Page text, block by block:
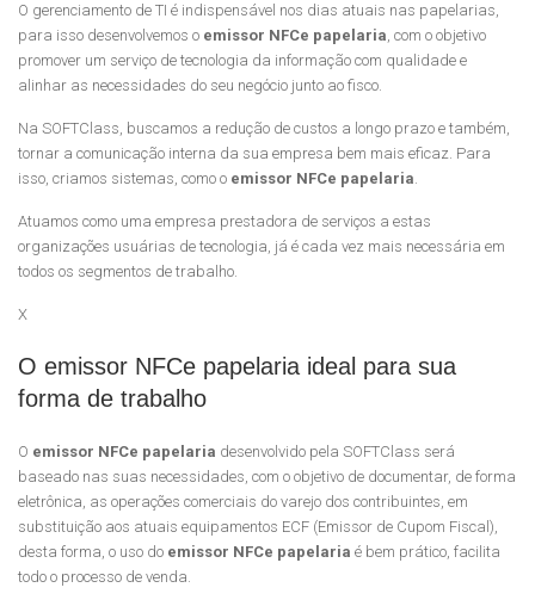
O gerenciamento de TI é indispensável nos dias atuais nas papelarias,
para isso desenvolvemos o emissor NFCe papelaria, com o objetivo
promover um serviço de tecnologia da informação com qualidade e
alinhar as necessidades do seu negócio junto ao fisco.
Na SOFTClass, buscamos a redução de custos a longo prazo e também,
tornar a comunicação interna da sua empresa bem mais eficaz. Para
isso, criamos sistemas, como o emissor NFCe papelaria.
Atuamos como uma empresa prestadora de serviços a estas
organizações usuárias de tecnologia, já é cada vez mais necessária em
todos os segmentos de trabalho.
X
O emissor NFCe papelaria ideal para sua
forma de trabalho
O emissor NFCe papelaria desenvolvido pela SOFTClass será
baseado nas suas necessidades, com o objetivo de documentar, de forma
eletrônica, as operações comerciais do varejo dos contribuintes, em
substituição aos atuais equipamentos ECF (Emissor de Cupom Fiscal),
desta forma, o uso do emissor NFCe papelaria é bem prático, facilita
todo o processo de venda.